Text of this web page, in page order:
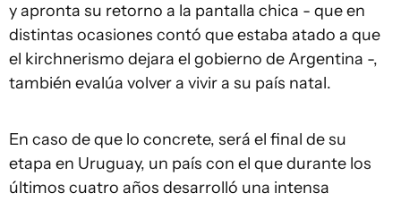
y apronta su retorno a la pantalla chica - que en
distintas ocasiones contó que estaba atado a que
el kirchnerismo dejara el gobierno de Argentina -,
también evalúa volver a vivir a su país natal.
En caso de que lo concrete, será el final de su
etapa en Uruguay, un país con el que durante los
últimos cuatro años desarrolló una intensa